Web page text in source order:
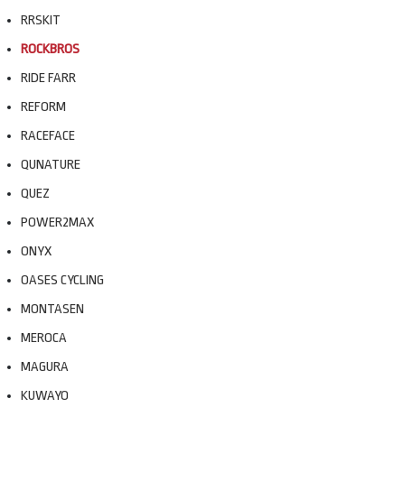
RRSKIT
ROCKBROS
RIDE FARR
REFORM
RACEFACE
QUNATURE
QUEZ
POWER2MAX
ONYX
OASES CYCLING
MONTASEN
MEROCA
MAGURA
KUWAYO